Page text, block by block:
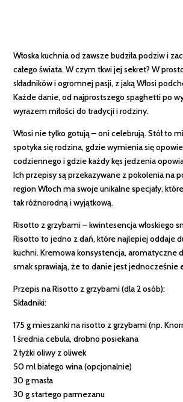
Włoska kuchnia od zawsze budziła podziw i
całego świata. W czym tkwi jej sekret? W
składników i ogromnej pasji, z jaką Włosi
Każde danie, od najprostszego spaghetti po
wyrazem miłości do tradycji i rodziny.
Włosi nie tylko gotują – oni celebrują. Stół to
spotyka się rodzina, gdzie wymienia się
codziennego i gdzie każdy kęs jedzenia
Ich przepisy są przekazywane z pokolenia na
region Włoch ma swoje unikalne specjały,
tak różnorodną i wyjątkową.
Risotto z grzybami – kwintesencja włoskiego
Risotto to jedno z dań, które najlepiej oddaje
kuchni. Kremowa konsystencja, aromatyczne
smak sprawiają, że to danie jest jednocześnie
Przepis na Risotto z grzybami (dla 2 osób):
Składniki:
175 g mieszanki na risotto z grzybami (np.
1 średnia cebula, drobno posiekana
2 łyżki oliwy z oliwek
50 ml białego wina (opcjonalnie)
30 g masła
30 g startego parmezanu